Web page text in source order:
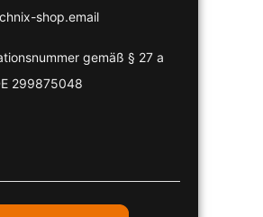
shop.email
gemäß § 27 a
299875048